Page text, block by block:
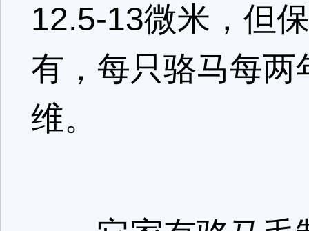
12.5-13微米，但
有，每只骆马每
维。